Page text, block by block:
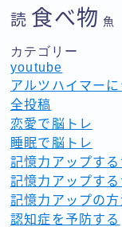
読 食べ物 魚
カテゴリー
youtube
アルツハイマー
全投稿
恋愛で脳トレ
睡眠で脳トレ
記憶力アップす
記憶力アップす
記憶力アップの方
認知症を予防する